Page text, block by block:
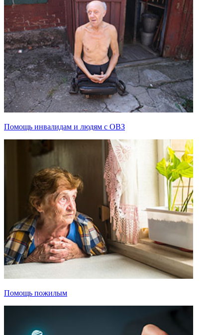
Помощь инвалидам и людям с ОВЗ
Помощь пожилым